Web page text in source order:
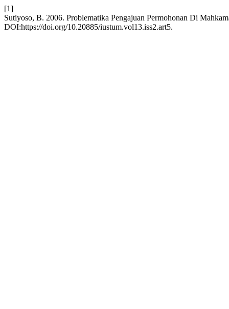
[1]
Sutiyoso, B. 2006. Problematika Pengajuan Permohonan Di
DOI:https://doi.org/10.20885/iustum.vol13.iss2.art5.